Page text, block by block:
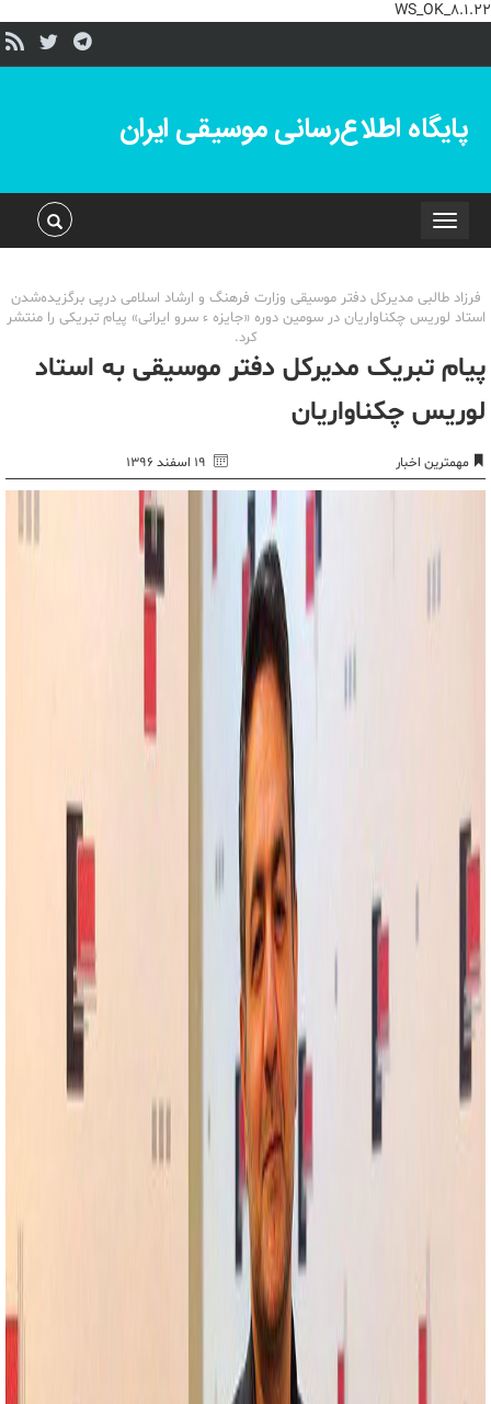
WS_OK_8.1.22
پایگاه اطلاع‌رسانی موسیقی ایران
Toggle
navigation
فرزاد طالبی مدیرکل دفتر موسیقی وزارت فرهنگ و ارشاد اسلامی درپی برگزیده‌شدن
استاد لوریس چکناواریان در سومین دوره «جایزه ء سرو ایرانی» پیام تبریکی را منتشر
کرد.
پیام تبریک مدیرکل دفتر موسیقی به استاد
لوریس چکناواریان
مهمترین اخبار ۱۹ اسفند ۱۳۹۶